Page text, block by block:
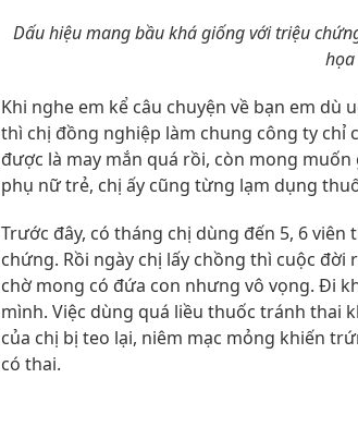
Dấu hiệu mang bầu khá giống với triệu
họa
Khi nghe em kể câu chuyện về bạn em dù
thì chị đồng nghiệp làm chung công ty chỉ
được là may mắn quá rồi, còn mong
phụ nữ trẻ, chị ấy cũng từng lạm dụng
Trước đây, có tháng chị dùng đến 5, 6
chứng. Rồi ngày chị lấy chồng thì cuộc
chờ mong có đứa con nhưng vô vọng. Đi
mình. Việc dùng quá liều thuốc tránh thai
của chị bị teo lại, niêm mạc mỏng khiến
có thai.